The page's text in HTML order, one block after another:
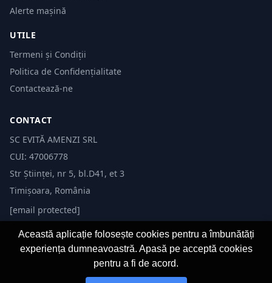
Alerte mașină
UTILE
Termeni și Condiții
Politica de Confidențialitate
Contactează-ne
CONTACT
SC EVITĂ AMENZI SRL
CUI: 47006778
Str Științei, nr 5, bl.D41, et 3
Timișoara, România
[email protected]
© 2026 Evită Amenzi. Toate drepturile rezervate. Dezvoltat de
Această aplicație folosește cookies pentru a îmbunătăți
experiența dumneavoastră. Apasă pe acceptă cookies
pentru a fi de acord.